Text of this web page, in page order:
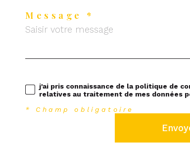
Message *
j'ai pris connaissance de la politique de
relatives au traitement de mes données
* Champ obligatoire